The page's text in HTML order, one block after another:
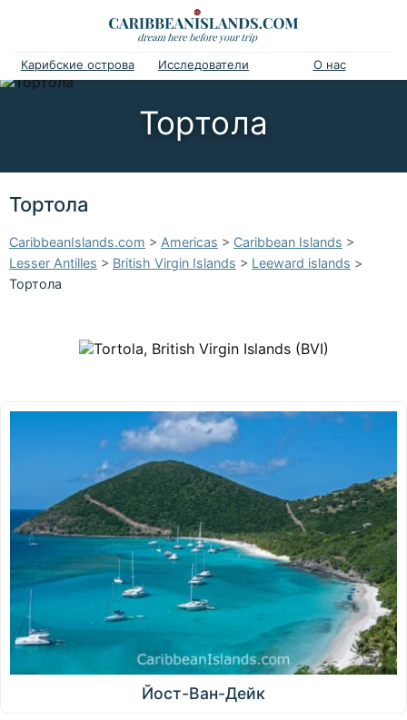
Карибские острова Исследователи О нас
Тортола
Тортола
CaribbeanIslands.com > Americas > Caribbean Islands >
Lesser Antilles > British Virgin Islands > Leeward islands >
Тортола
Йост-Ван-Дейк